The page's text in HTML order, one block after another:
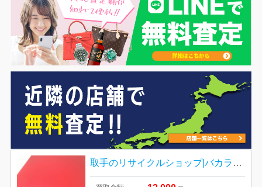
取手のリサイクルショップ|バカラのワイングラスセットおまとめの買い取り| 龍ケ崎市久保台